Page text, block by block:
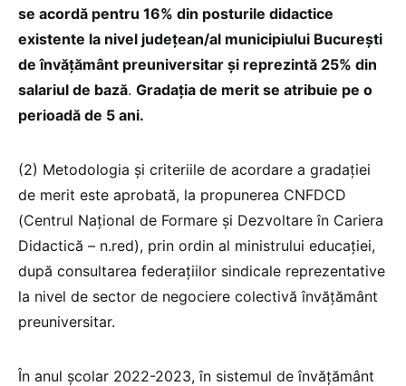
se acordă pentru 16% din posturile didactice
existente la nivel județean/al municipiului București
de învățământ preuniversitar și reprezintă 25% din
salariul de bază. Gradația de merit se atribuie pe o
perioadă de 5 ani.
(2) Metodologia și criteriile de acordare a gradației
de merit este aprobată, la propunerea CNFDCD
(Centrul Național de Formare și Dezvoltare în Cariera
Didactică – n.red), prin ordin al ministrului educației,
după consultarea federațiilor sindicale reprezentative
la nivel de sector de negociere colectivă învățământ
preuniversitar.
În anul școlar 2022-2023, în sistemul de învățământ